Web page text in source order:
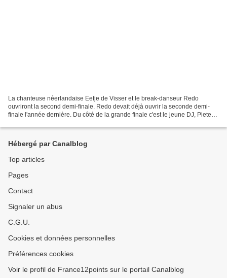
La chanteuse néerlandaise Eefje de Visser et le break-danseur Redo
ouvriront la second demi-finale. Redo devait déjà ouvrir la seconde demi-
finale l'année dernière. Du côté de la grande finale c'est le jeune DJ, Pieter
Hébergé par Canalblog
Top articles
Pages
Contact
Signaler un abus
C.G.U.
Cookies et données personnelles
Préférences cookies
Voir le profil de France12points sur le portail Canalblog